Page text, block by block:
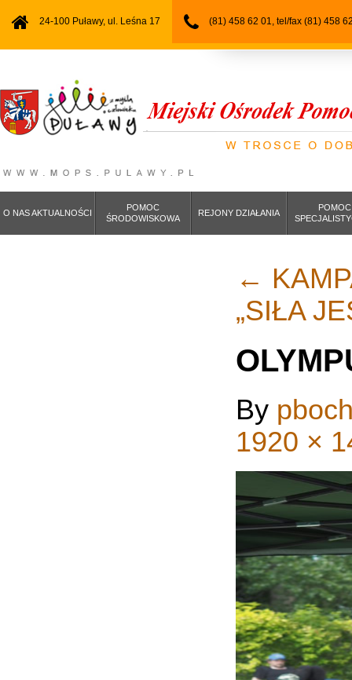
24-100 Puławy, ul. Leśna 17 (81) 458 62 01, tel/fax (81) 458
O NAS AKTUALNOŚCI
POMOC
ŚRODOWISKOWA
REJONY DZIAŁANIA
POMOC
←
„SIŁA
By
1920 ×